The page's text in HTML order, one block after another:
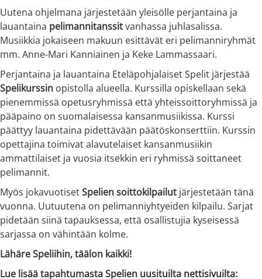
Uutena ohjelmana järjestetään yleisölle perjantaina ja
lauantaina pelimannitanssitvanhassa juhlasalissa.
Musiikkia jokaiseen makuun esittävät eri pelimanniryhmät
mm. Anne-Mari Kanniainen ja Keke Lammassaari.
Perjantaina ja lauantaina Eteläpohjalaiset Spelit järjestää
Spelikurssin opistolla alueella. Kurssilla opiskellaan sekä
pienemmissä opetusryhmissä että yhteissoittoryhmissä ja
pääpaino on suomalaisessa kansanmusiikissa. Kurssi
päättyy lauantaina pidettävään päätöskonserttiin. Kurssin
opettajina toimivat alavutelaiset kansanmusiikin
ammattilaiset ja vuosia itsekkin eri ryhmissä soittaneet
pelimannit.
Myös jokavuotisetSpelien soittokilpailut järjestetään tänä
vuonna. Uutuutena on pelimanniyhtyeiden kilpailu. Sarjat
pidetään siinä tapauksessa, että osallistujia kyseisessä
sarjassa on vähintään kolme.
Lähäre Speliihin, täälon kaikki!
Lue lisää tapahtumasta Spelien uusituilta nettisivuilta: